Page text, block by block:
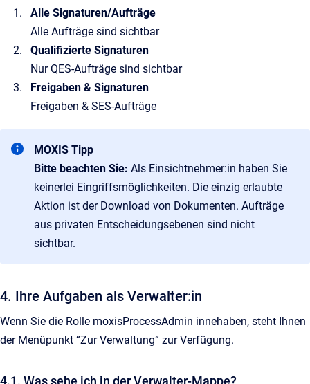
Alle Signaturen/Aufträge
Alle Aufträge sind sichtbar
Qualifizierte Signaturen
Nur QES-Aufträge sind sichtbar
Freigaben & Signaturen
Freigaben & SES-Aufträge
MOXIS Tipp
Bitte beachten Sie: Als Einsichtnehmer:in haben Sie
keinerlei Eingriffsmöglichkeiten. Die einzig erlaubte
Aktion ist der Download von Dokumenten. Aufträge
aus privaten Entscheidungsebenen sind nicht
sichtbar.
4. Ihre Aufgaben als Verwalter:in
Wenn Sie die Rolle moxisProcessAdmin innehaben, steht Ihnen
der Menüpunkt “Zur Verwaltung” zur Verfügung.